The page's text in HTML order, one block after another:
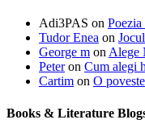
Adi3PAS on
Tudor Enea on
George m on Alege
Peteron Cum alegi
Cartim on O
Books & Literature